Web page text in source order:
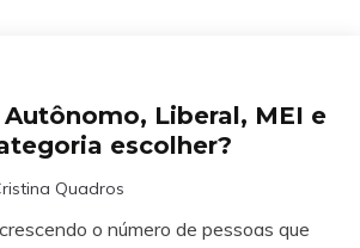
Liberal, MEI e
escolher?
Quadros
o número de pessoas que